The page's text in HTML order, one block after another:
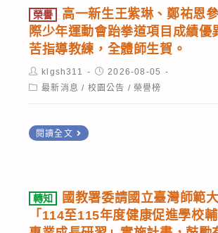
上
講
座」
實
施
計
畫
告
115
學
年
度
第
教
師
榮譽
高一新生王紫琳、鄭祐恩
際少年運動會跆拳道項目成績優
苦指導教練，全體師生賀。
Post
author:
klgsh311
Post
published:
2026-08-05
Post最新消息 / 校園公告 / 榮譽榜
閱讀全文
一
新
生
轉知
國教署委請國立臺灣師範
「114至115年度健康促進學校